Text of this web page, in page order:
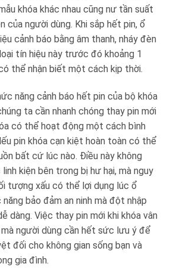
khóa khác nhau cũng nư tần suất
của người dùng. Khi sắp hết pin, ổ
cảnh báo bằng âm thanh, nháy đèn
tín hiệu này trước đó khoảng 1
thể nhận biết một cách kịp thời.
năng cảnh báo hết pin của bộ khóa
ta cần nhanh chóng thay pin mới
có thể hoạt động một cách bình
pin khóa cạn kiệt hoàn toàn có thể
bất cứ lúc nào. Điều này không
kiện bên trong bị hư hại, mà nguy
tượng xấu có thể lợi dụng lúc ổ
bảo đảm an ninh mà đột nhập
dàng. Việc thay pin mới khi khóa vân
người dùng cần hết sức lưu ý để
đối cho không gian sống bạn và
gia đình.